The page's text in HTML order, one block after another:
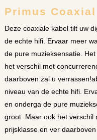
Primus Coaxial
Deze coaxiale kabel tilt uw
de echte hifi. Ervaar meer
de pure muzieksensatie.
het verschil met
daarboven zal u
niveau van de echte hifi.
en onderga de pure
groot. Maar ook het verschil
prijsklasse en ver